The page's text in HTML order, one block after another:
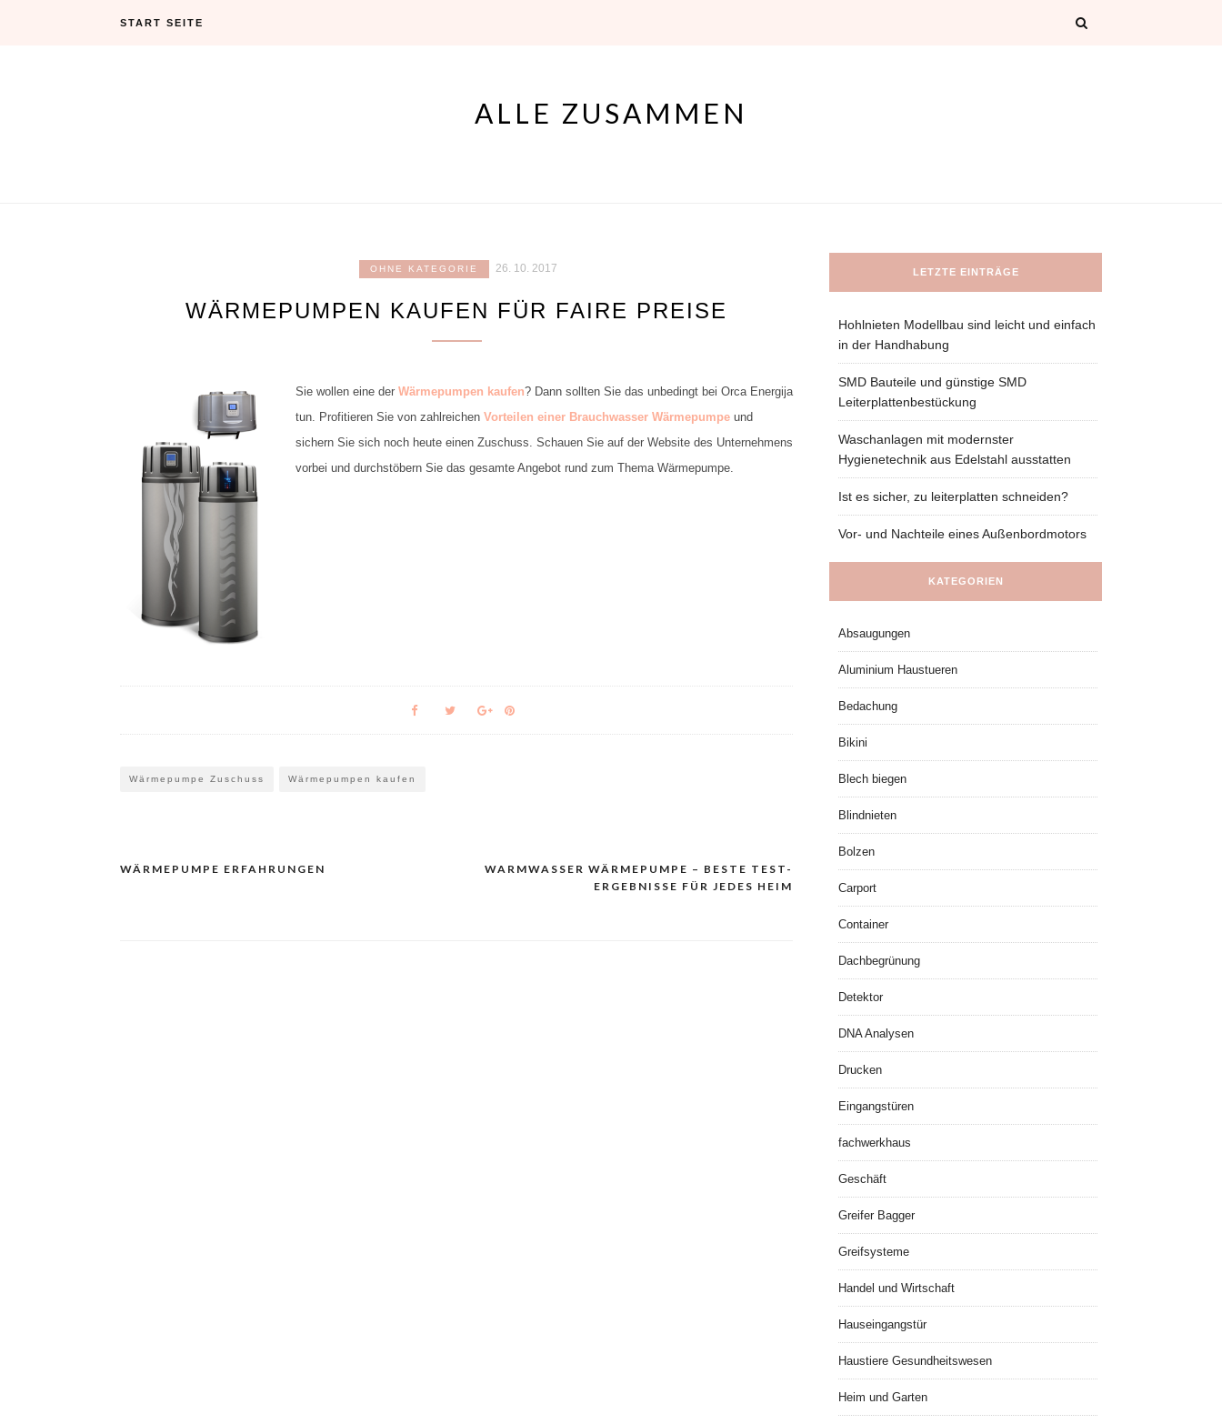
START SEITE
ALLE ZUSAMMEN
OHNE KATEGORIE 26. 10. 2017
WÄRMEPUMPEN KAUFEN FÜR FAIRE PREISE
Sie wollen eine der Wärmepumpen kaufen? Dann sollten Sie das unbedingt bei Orca Energija
tun. Profitieren Sie von zahlreichen Vorteilen einer Brauchwasser Wärmepumpeund
sichern Sie sich noch heute einen Zuschuss. Schauen Sie auf der Website des Unternehmens
vorbei und durchstöbern Sie das gesamte Angebot rund zum Thema Wärmepumpe.
Wärmepumpe Zuschuss Wärmepumpen kaufen
Navigacija
WÄRMEPUMPE ERFAHRUNGEN
WARMWASSER WÄRMEPUMPE – BESTE TEST-
ERGEBNISSE FÜR JEDES HEIM
LETZTE EINTRÄGE
Hohlnieten Modellbau sind leicht und einfach
in der Handhabung
SMD Bauteile und günstige SMD
Leiterplattenbestückung
Waschanlagen mit modernster
Hygienetechnik aus Edelstahl ausstatten
Ist es sicher, zu leiterplatten schneiden?
Vor- und Nachteile eines Außenbordmotors
KATEGORIEN
Absaugungen
Aluminium Haustueren
Bedachung
Bikini
Blech biegen
Blindnieten
Bolzen
Carport
Container
Dachbegrünung
Detektor
DNA Analysen
Drucken
Eingangstüren
fachwerkhaus
Geschäft
Greifer Bagger
Greifsysteme
Handel und Wirtschaft
Hauseingangstür
Haustiere Gesundheitswesen
Heim und Garten